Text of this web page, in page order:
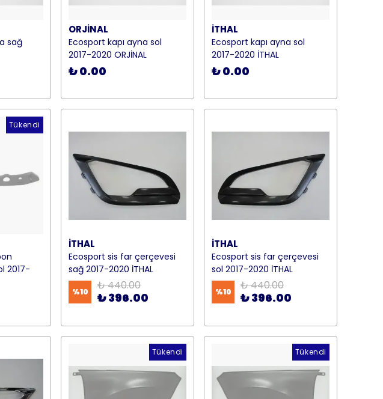
sağ
ORJİNAL
Ecosport kapı ayna sol
2017-2020 ORJİNAL
₺ 0.00
İTHAL
Ecosport kapı ayna sol
2017-2020 İTHAL
₺ 0.00
Tükendi
2017-
İTHAL
Ecosport sis far çerçevesi
sağ 2017-2020 İTHAL
%10 ₺ 440.00
₺ 396.00
İTHAL
Ecosport sis far çerçevesi
sol 2017-2020 İTHAL
%10 ₺ 440.00
₺ 396.00
Tükendi Tükendi